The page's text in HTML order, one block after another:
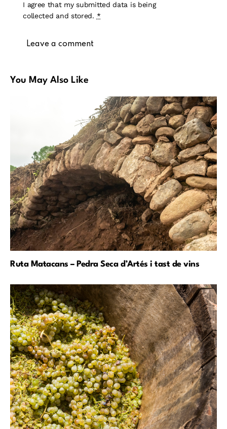
I agree that my submitted data is being
collected and stored. *
You May Also Like
Ruta Matacans – Pedra Seca d’Artés i tast de vins